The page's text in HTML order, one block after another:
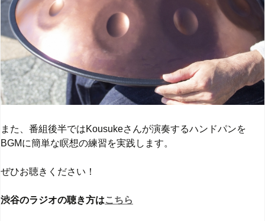
また、番組後半ではKousukeさんが演奏するハンドパンを
BGMに簡単な瞑想の練習を実践します。
ぜひお聴きください！
渋谷のラジオの聴き方はこちら